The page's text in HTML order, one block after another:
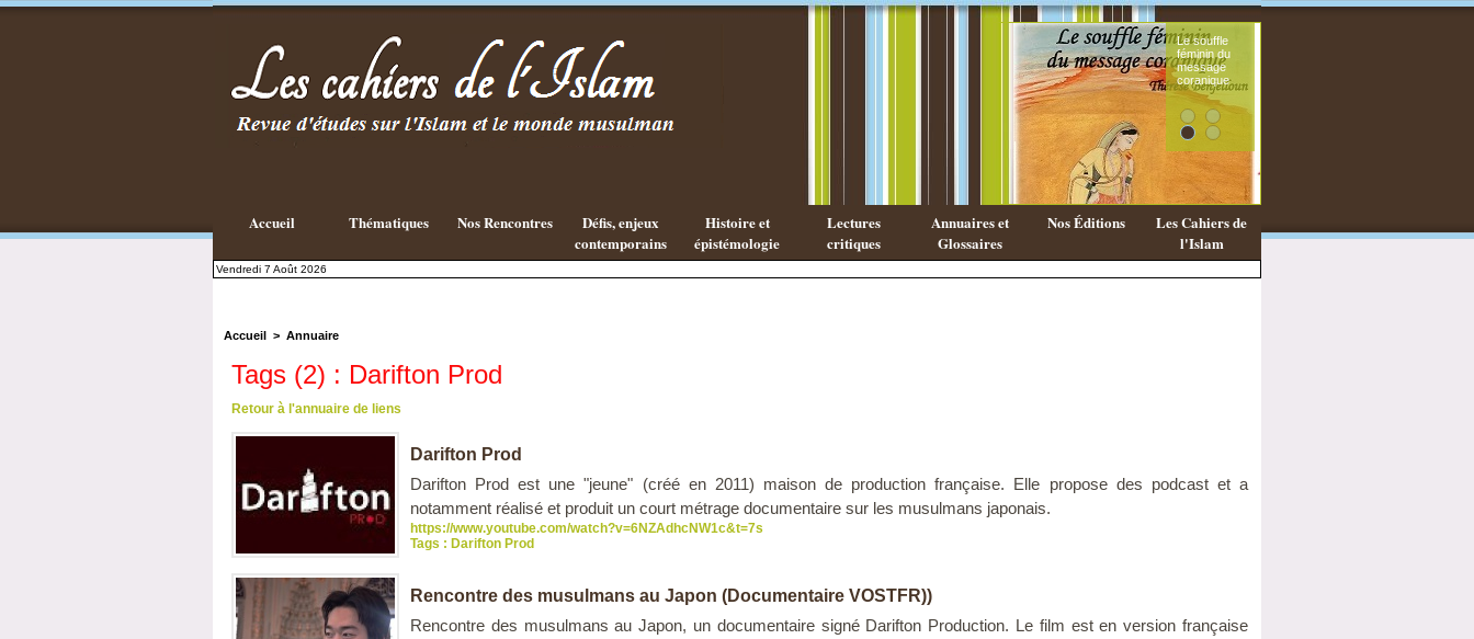
Existe-t-il
philosophie
Islamique ?
Le souffle
féminin du
message
coranique
Accueil Thématiques Nos Rencontres
Défis, enjeux
contemporains
Histoire et
épistémologie
Lectures
critiques
Annuaires et
Glossaires
Nos Éditions
Les Cahiers de
l'Islam
Vendredi 7 Août 2026
Accueil > Annuaire
Tags (2) : Darifton Prod
Retour à l'annuaire de liens
Darifton Prod
Darifton Prod est une "jeune" (créé en 2011) maison de production française. Elle propose des podcast et a
notamment réalisé et produit un court métrage documentaire sur les musulmans japonais.
https://www.youtube.com/watch?v=6NZAdhcNW1c&t=7s
Tags : Darifton Prod
Rencontre des musulmans au Japon (Documentaire VOSTFR))
Rencontre des musulmans au Japon, un documentaire signé Darifton Production. Le film est en version française